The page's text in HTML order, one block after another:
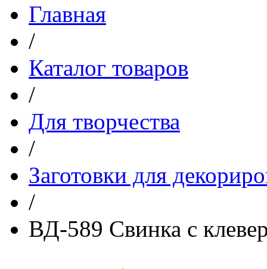
Главная
/
Каталог товаров
/
Для творчества
/
Заготовки для
/
ВД-589 Свинка с